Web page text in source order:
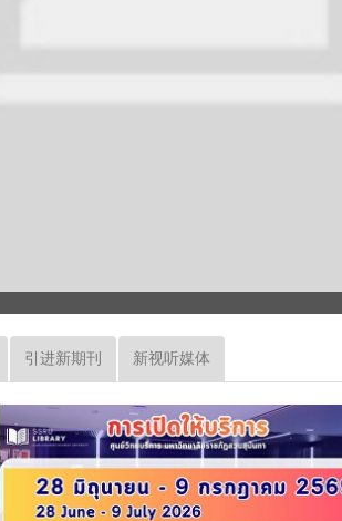
引进新期刊 新视听媒体